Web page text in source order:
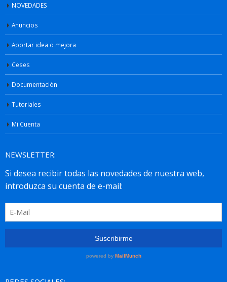
NOVEDADES
Anuncios
Aportar idea o mejora
Ceses
Documentación
Tutoriales
Mi Cuenta
NEWSLETTER: